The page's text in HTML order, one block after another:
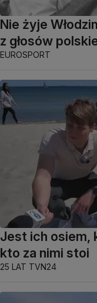
Nie żyje
z głosów
EUROSPORT
Jest ich osiem,
kto za nimi stoi
25 LAT TVN24